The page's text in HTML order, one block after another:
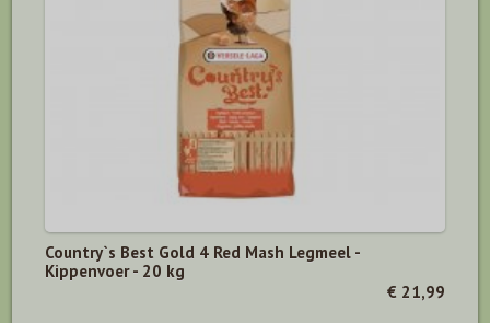
Country`s Best Gold 4 Red Mash Legmeel -
Kippenvoer - 20 kg
€ 21,99